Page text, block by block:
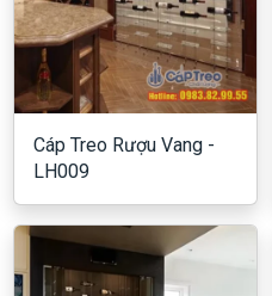
Cáp Treo Rượu Vang -
LH009